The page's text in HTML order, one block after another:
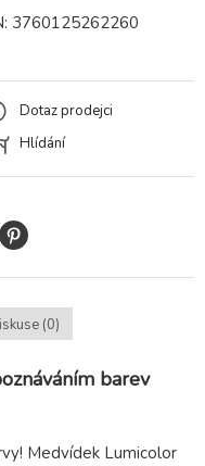
3760125262260
Dotaz prodejci
Hlídání
(0)
barev
Medvídek Lumicolor